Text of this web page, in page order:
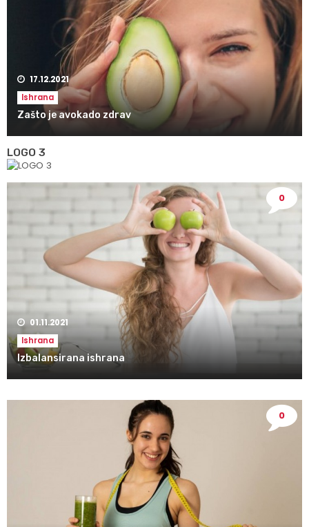
17.12.2021
Ishrana
Zašto je avokado zdrav
LOGO 3
0
01.11.2021
Ishrana
Izbalansirana ishrana
0